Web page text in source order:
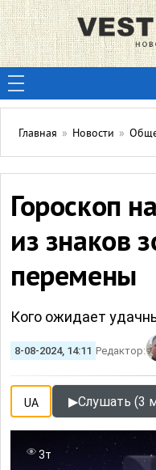
Главная » Новости »
Гороскоп
из знаков
перемены
Кого ожидает
8-08-2024, 14:11 Редактор:
UA ▶Слушать (3
3т